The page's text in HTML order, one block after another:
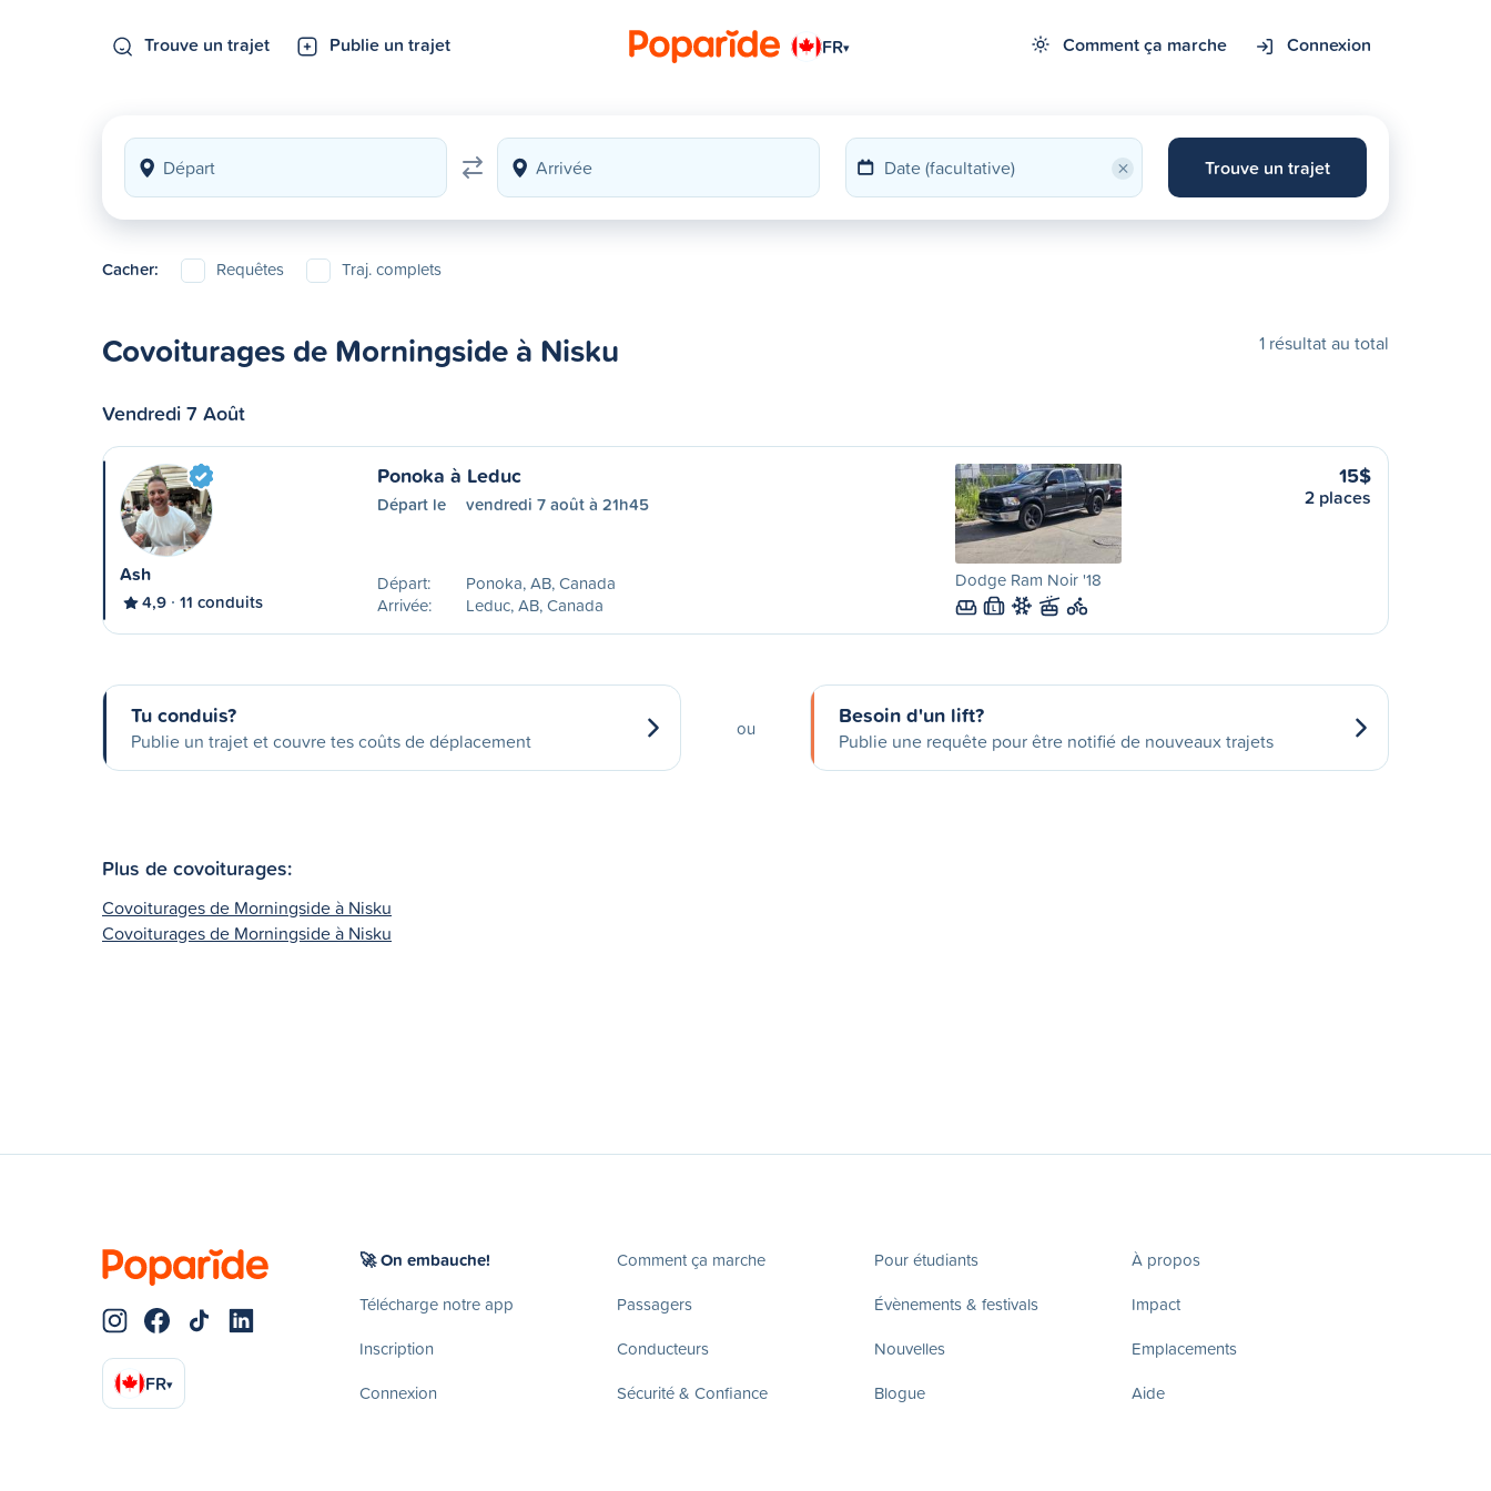
Trouve un trajet Publie un trajet FR▾ Comment ça marche Connexion
× Trouve un trajet
Cacher: Requêtes Traj. complets
Covoiturages de Morningside à Nisku 1 résultat au total
Vendredi 7 Août
Ash
4,9 11 conduits
Ponoka à Leduc
Départ le vendredi 7 août à 21h45
Départ:
Ponoka, AB, Canada
Arrivée:
Leduc, AB, Canada
Dodge Ram Noir '18
L
15$
2 places
Tu conduis?
Publie un trajet et couvre tes coûts de déplacement
ou Besoin d'un lift?
Publie une requête pour être notifié de nouveaux trajets
Plus de covoiturages:
Covoiturages de Morningside à Nisku
Covoiturages de Morningside à Nisku
FR▾
🚀 On embauche!
Télécharge notre app
Inscription
Connexion
Comment ça marche
Passagers
Conducteurs
Sécurité & Confiance
Pour étudiants
Évènements & festivals
Nouvelles
Blogue
À propos
Impact
Emplacements
Aide